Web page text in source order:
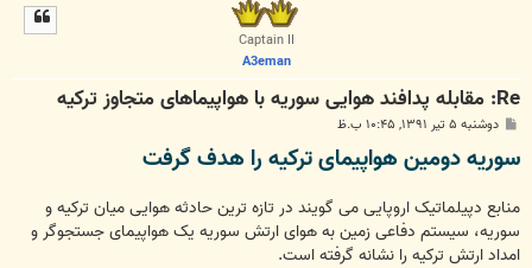
Captain II
A3eman
Re: مقابله پدافند هوایی سوریه با هواپیما‌های متجاوز ترکیه
پ
ت
دوشنبه ۵ تیر ۱۳۹۱, ۱۰:۴۵ ب.ظ
سوریه دومین هواپیمای ترکیه را هدف گرفت
منابع دپیلماتیک اروپایی می گویند در تازه ترین حادثه هوایی میان ترکیه و
سوریه، سیستم دفاعی زمین به هوای ارتش سوریه یک هواپیمای جستجوگر و
امداد ارتش ترکیه را نشانه گرفته است.